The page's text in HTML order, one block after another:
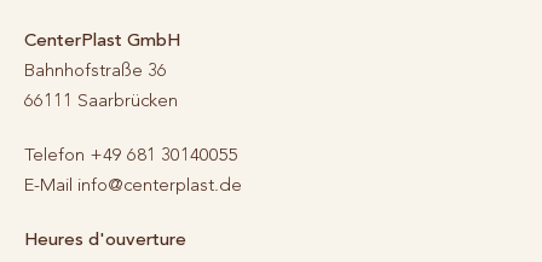
CenterPlast GmbH
Bahnhofstraße 36
66111 Saarbrücken
Telefon +49 681 30140055
E-Mail info@centerplast.de
Heures d'ouverture